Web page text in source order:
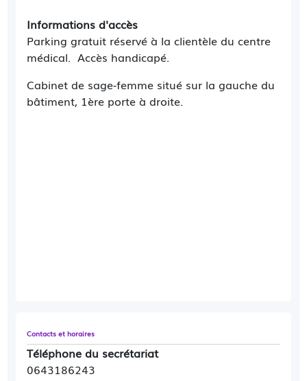
Informations d'accès
Parking gratuit réservé à la clientèle du centre
médical. Accès handicapé.
Cabinet de sage-femme situé sur la gauche du
bâtiment, 1ère porte à droite.
Contacts et horaires
Téléphone du secrétariat
0643186243